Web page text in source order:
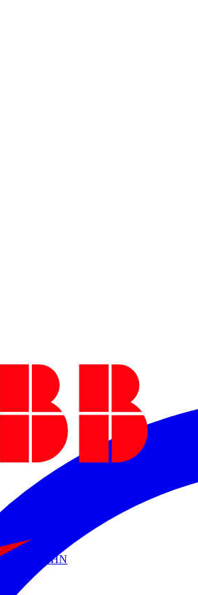
DEHN